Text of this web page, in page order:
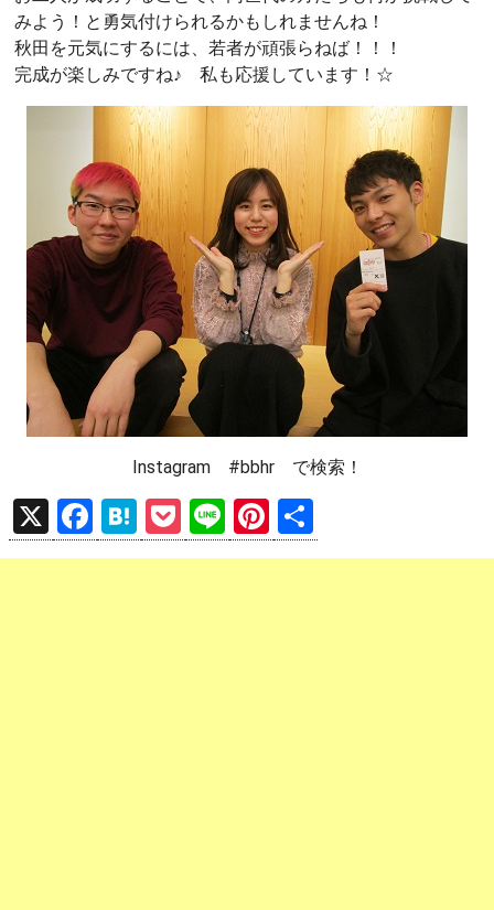
みよう！と勇気付けられるかもしれませんね！
秋田を元気にするには、若者が頑張らねば！！！
完成が楽しみですね♪ 私も応援しています！☆
Instagram #bbhr で検索！
X
F
a
H
at
P
o
Li
n
Pi
nt 有